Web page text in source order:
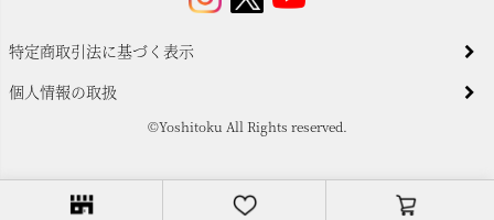
特定商取引法に基づく表示
個人情報の取扱
©Yoshitoku All Rights reserved.